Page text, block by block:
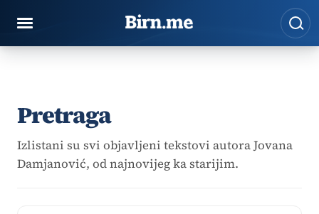
Pretraga
Izlistani su svi objavljeni tekstovi autora Jovana
Damjanović, od najnovijeg ka starijim.